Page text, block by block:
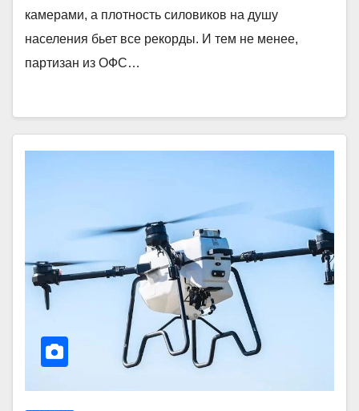
камерами, а плотность силовиков на душу
населения бьет все рекорды. И тем не менее,
партизан из ОФС…